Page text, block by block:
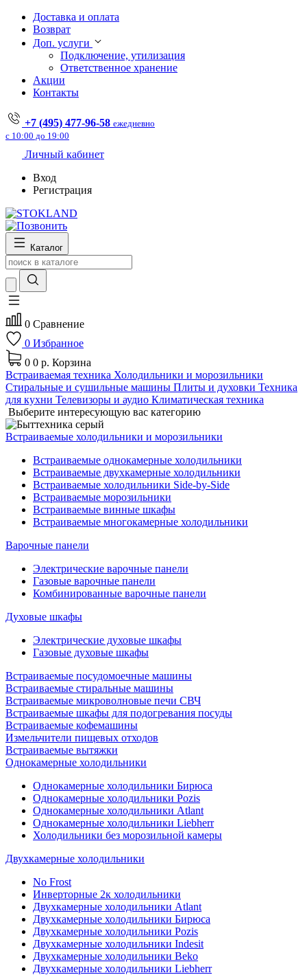
Доставка и оплата
Возврат
Доп. услуги
Подключение, утилизация
Ответственное хранение
Акции
Контакты
+7 (495) 477-96-58 ежедневно
с 10:00 до 19:00
Личный кабинет
Вход
Регистрация
Каталог
0 Сравнение
0 Избранное
0 0 р. Корзина
Встраиваемая техника Холодильники и морозильники
Стиральные и сушильные машины Плиты и духовки Техника
для кухни Телевизоры и аудио Климатическая техника
Выберите интересующую вас категорию
Встраиваемые холодильники и морозильники
Встраиваемые однокамерные холодильники
Встраиваемые двухкамерные холодильники
Встраиваемые холодильники Side-by-Side
Встраиваемые морозильники
Встраиваемые винные шкафы
Встраиваемые многокамерные холодильники
Варочные панели
Электрические варочные панели
Газовые варочные панели
Комбинированные варочные панели
Духовые шкафы
Электрические духовые шкафы
Газовые духовые шкафы
Встраиваемые посудомоечные машины
Встраиваемые стиральные машины
Встраиваемые микроволновые печи СВЧ
Встраиваемые шкафы для подогревания посуды
Встраиваемые кофемашины
Измельчители пищевых отходов
Встраиваемые вытяжки
Однокамерные холодильники
Однокамерные холодильники Бирюса
Однокамерные холодильники Pozis
Однокамерные холодильники Atlant
Однокамерные холодильники Liebherr
Холодильники без морозильной камеры
Двухкамерные холодильники
No Frost
Инверторные 2к холодильники
Двухкамерные холодильники Atlant
Двухкамерные холодильники Бирюса
Двухкамерные холодильники Pozis
Двухкамерные холодильники Indesit
Двухкамерные холодильники Beko
Двухкамерные холодильники Liebherr